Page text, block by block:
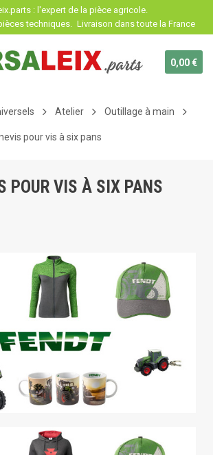
: l'expert de la pièce agricole.
techniques. Livraison dans toute la France
0,00 €
Atelier Outillage à main
pour vis à six pans
POUR VIS À SIX PANS
cookies